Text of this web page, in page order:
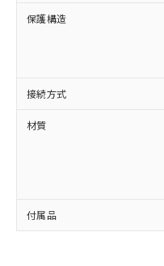
保護構造
接続方式
材質
付属品
覧された時
準価格とは
正式な納期
様のお取引
ムロン制御
ご相談くだ
オムロン制
販売
在庫状況お
事前の承諾
示しないよ
マイパーツ
ミウム(Cd) 100ppm以
六価クロム(Cr(Ⅵ))
類(PBB) 1000ppm以下
(PBDE) 1000ppm以下
ル) (DEHP)(別名：
ルベンジル（BBP）
（DBP） 1000ppm以
(DIBP) 1000ppm以下
但し、RoHS指令で産
フタル酸エステル類の
図的な使用がないこと
部品在庫の切り
月が前後すること
Pb(鉛) :1000ppm、
ム) : 100ppm、
Cr(Ⅵ)(六価クロム) :
ニル類) : 1000ppm、
DBP(フタル酸ジブチ
イソブチル) :
ル) : 1000ppm、
DEHP(フタル酸ビス(2-
※2 環境保護使
「ｅ」：有害物
準値以下である
「10」：通常の
質が外部に漏えい
可)を取得す
当社は規制
全に破砕す
いよう必要
当社は貴社
ル、化学兵
武器並びに
使用いたし
当社は、貴
場合は、上
該第三者に
販売先およ
法に輸出す
一定数
一定数
在庫な
いては
たはお
機器販
認くだ
受注生